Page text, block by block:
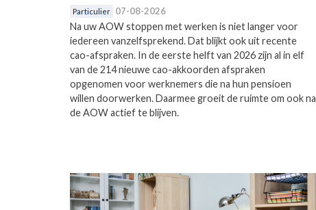
Particulier 07-08-2026
Na uw AOW stoppen met werken is niet langer voor
iedereen vanzelfsprekend. Dat blijkt ook uit recente
cao-afspraken. In de eerste helft van 2026 zijn al in elf
van de 214 nieuwe cao-akkoorden afspraken
opgenomen voor werknemers die na hun pensioen
willen doorwerken. Daarmee groeit de ruimte om ook na
de AOW actief te blijven.